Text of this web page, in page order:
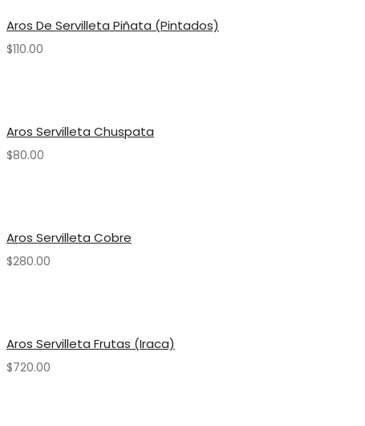
Aros De Servilleta Piñata (pintados)
$110.00
Aros Servilleta Chuspata
$80.00
Aros Servilleta Cobre
$280.00
Aros Servilleta Frutas (Iraca)
$720.00